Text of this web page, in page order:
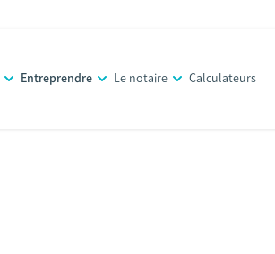
Entreprendre Le notaire Calculateurs